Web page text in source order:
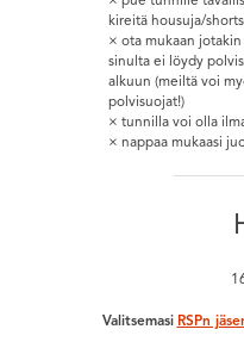
kireitä housuja/
ota mukaan
sinulta ei löydy
alkuun (meiltä voi
polvisuojat!)
tunnilla voi olla
nappaa mukaasi
Valitsemasi RSPn